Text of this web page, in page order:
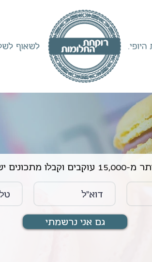
ישירות למייל
גם אני נרשמתי